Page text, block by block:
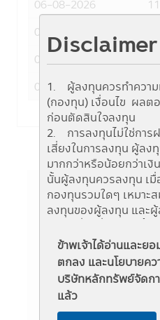
Disclaimer
1. ผู้ลงทุนควรทำความ
(กองทุน) เงื่อนไข ผลต
ก่อนตัดสินใจลงทุน
2. การลงทุนไม่ใช่การ
เสี่ยงในการลงทุน ผู้ลง
มากกว่าหรือน้อยกว่าเ
นั้นผู้ลงทุนควรลงทุน เมื่
กองทุนรวมใดๆ เหมาะ
ลงทุนของผู้ลงทุน และ
รวมนั้นๆ ได้
3. ผู้สนใจลงทุนควรศึ
ชวนให้เข้าใจก่อนซื้อห
เข้าใจเกี่ยวกับ "นโยบ
หลักทรัพย์ที่จะลงทุน" "
ข้าพเจ้าได้อ่านและย
ตกลง และนโยบายค
บริษัทหลักทรัพย์จัดก
แล้ว
06-08-2026
05-08-2026
04-08-2026
03-08-2026
ข้อมูลกองทุน
ชื่อย่อ
PRINCIPAL CII
ระดับความเสี่ยง